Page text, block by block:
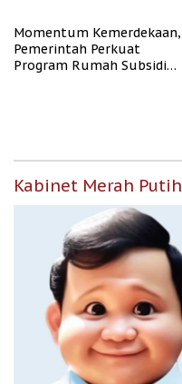
Momentum Kemerdekaan,
Pemerintah Perkuat
Program Rumah Subsidi
Kabinet Merah Putih